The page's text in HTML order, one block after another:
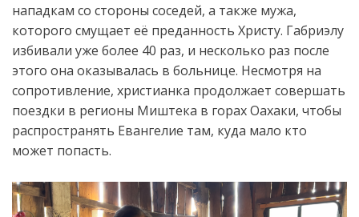
нападкам со стороны соседей, а также мужа,
которого смущает её преданность Христу. Габриэлу
избивали уже более 40 раз, и несколько раз после
этого она оказывалась в больнице. Несмотря на
сопротивление, христианка продолжает совершать
поездки в регионы Миштека в горах Оахаки, чтобы
распространять Евангелие там, куда мало кто
может попасть.